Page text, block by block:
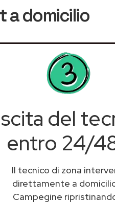
a domicilio
del
entro 24/
Il tecnico di zona
direttamente a
Campegine